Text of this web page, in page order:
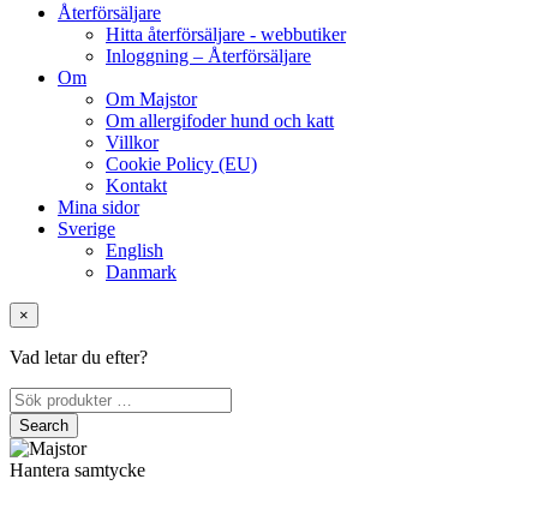
Återförsäljare
Hitta återförsäljare - webbutiker
Inloggning – Återförsäljare
Om
Om Majstor
Om allergifoder hund och katt
Villkor
Cookie Policy (EU)
Kontakt
Mina sidor
Sverige
English
Danmark
×
Vad letar du efter?
Hantera samtycke